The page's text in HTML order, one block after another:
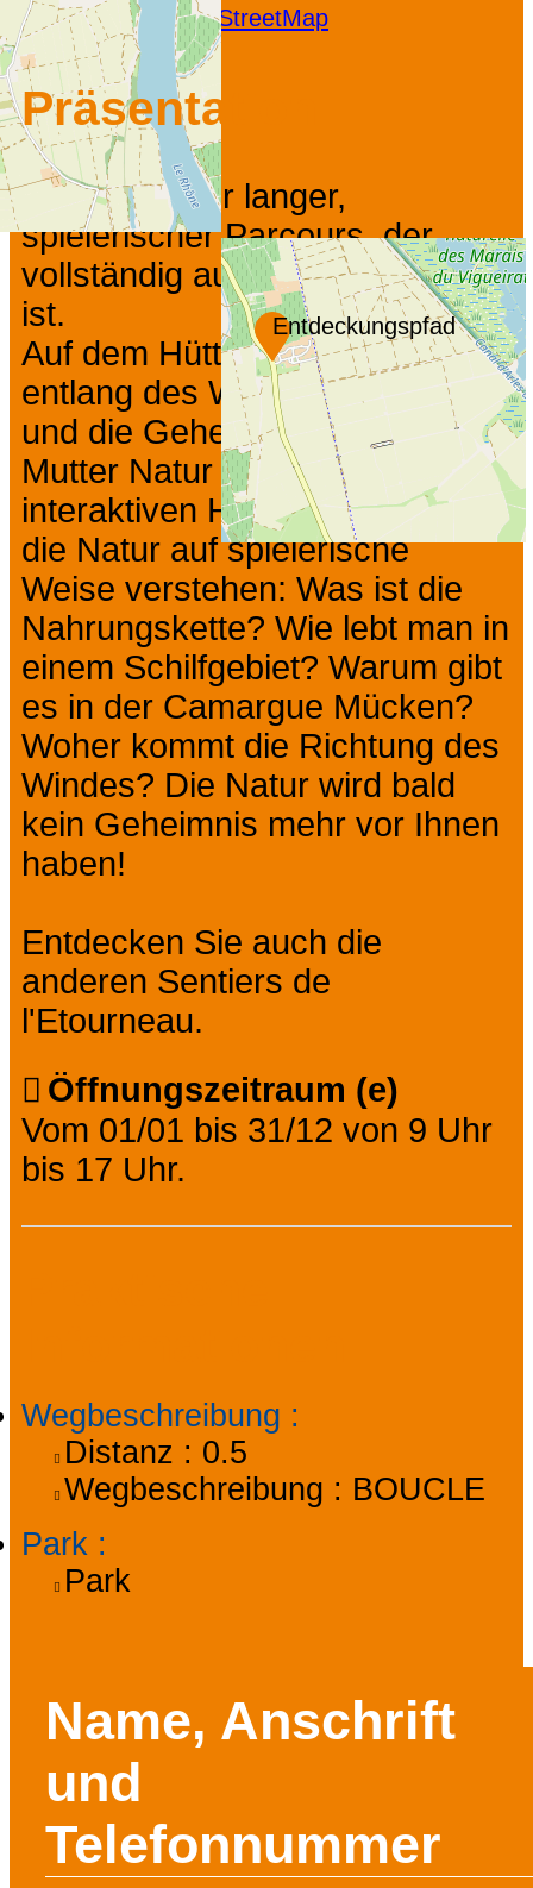
Entdeckungspfad
Leaflet
© OpenStreetMap
Präsentation
Ein 500 Meter langer,
spielerischer Parcours, der
vollständig auf Stelzen angelegt
ist.
Auf dem Hüttenpfad können Sie
entlang des Wassers wandern
und die Geheimnisse von
Mutter Natur entdecken. In acht
interaktiven Hütten können Sie
die Natur auf spielerische
Weise verstehen: Was ist die
Nahrungskette? Wie lebt man in
einem Schilfgebiet? Warum gibt
es in der Camargue Mücken?
Woher kommt die Richtung des
Windes? Die Natur wird bald
kein Geheimnis mehr vor Ihnen
haben!
Entdecken Sie auch die
anderen Sentiers de
l'Etourneau.
Öffnungszeitraum (e)
Vom 01/01 bis 31/12 von 9 Uhr
bis 17 Uhr.
Wegbeschreibung :
Distanz : 0.5
Wegbeschreibung : BOUCLE
Park :
Park
Name, Anschrift
und
Telefonnummer